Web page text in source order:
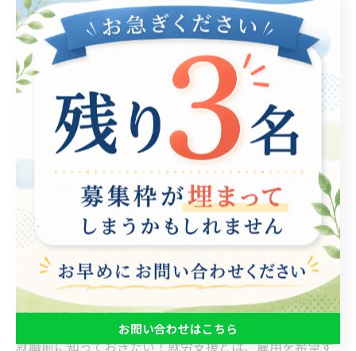
同じ立場の仲間と情報交換しよう！
就労支援に携わる仲間同士で情報交換を行おう！当たり
前のことではありますが、同じ立場に立つ仲間同士が集
まることは非常に重要です。不安や疑問を共有し、お互
いの知識や経験を活かしながら、より良いサポートを提
供することができます。また、職場においても協力し、
助け合いながら仕事に取り組むことで、より良い結果を
生み出すことができます。今後も仲間間のコミュニケー
ションを大切にし、支援力を高めていきましょう！
就職前に知っておきたい！
就職前に知っておきたい！就労支援とは、雇用を希望す
お問い合わせはこちら